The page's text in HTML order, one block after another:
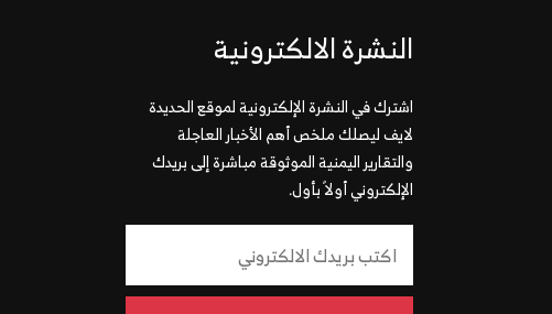
النشرة الالكترونية
اشترك في النشرة الإلكترونية لموقع الحديدة
لايف ليصلك ملخص أهم الأخبار العاجلة
والتقارير اليمنية الموثوقة مباشرة إلى بريدك
الإلكتروني أولاً بأول.